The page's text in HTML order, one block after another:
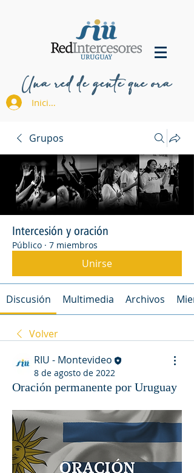
Una red de gente que ora
Iniciar sesión
Grupos
Intercesión y oración
Público · 7 miembros
Unirse
Discusión Multimedia Archivos
Volver
RIU - Montevideo
8 de agosto de 2022
Oración permanente por Uruguay